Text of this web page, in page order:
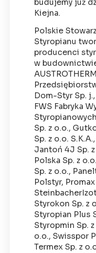
Kiejna.
Polskie
Styropianu
producenci
w
Dom-Styr Sp.
FWS Fabryka
Sp. z o.o.,
Sp. z o.o.
Jantoń 4J Sp.
Polska Sp. z
Sp. z o.o.,
Polstyr,
Styrokon Sp. z
Styropian Plus
Styropmin Sp.
o.o., Swisspor
Termex Sp. z